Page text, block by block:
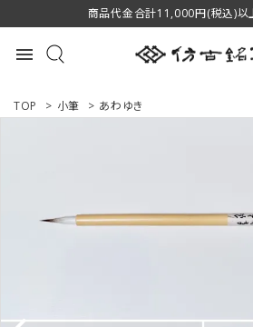
商品代金合計11,000円(税込)以
menu
TOP > 小筆 > あわゆき